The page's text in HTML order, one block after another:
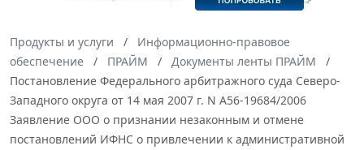
Продукты и услуги
Информационно-правовое
обеспечение
ПРАЙМ
Документы ленты ПРАЙМ
Постановление Федерального арбитражного суда Северо-
Западного округа от 14 мая 2007 г. N А56-19684/2006
Заявление ООО о признании незаконным и отмене
постановлений ИФНС о привлечении к административной